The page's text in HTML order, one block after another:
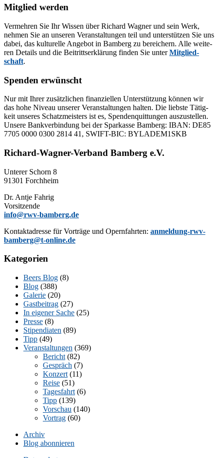
Mitglied werden
Ver­meh­ren Sie Ihr Wis­sen über Ri­chard Wag­ner und sein Werk,
neh­men Sie an un­se­ren Ver­an­stal­tun­gen teil und un­ter­stüt­zen Sie uns
da­bei, das kul­tu­rel­le An­ge­bot in Bam­berg zu be­rei­chern. Alle wei­te­
ren De­tails und die Bei­tritts­er­klä­rung fin­den Sie un­terMit­glied­
schaft.
Spenden erwünscht
Nur mit Ih­rer zu­sätz­li­chen fi­nan­zi­el­len Un­ter­stüt­zung kön­nen wir
das hohe Ni­veau un­se­rer Ver­an­stal­tun­gen hal­ten. Die liebs­te Tä­tig­
keit un­se­res Schatz­meis­ters ist es, Spen­den­quit­tun­gen aus­zu­stel­len.
Un­se­re Bank­ver­bin­dung bei der Spar­kas­se Bam­berg: IBAN: DE85
7705 0000 0300 2814 41, SWIFT-BIC: BYLADEM1SKB
Richard-Wagner-Verband Bamberg e.V.
Un­te­rer Schorn 8
91301 Forchheim
Dr. Ant­je Fahrig
Vorsitzende
info@rwv-bamberg.de
Kon­takt­adres­se für Vor­trä­ge und Opern­fahr­ten: anmeldung-rwv-
bamberg@t-online.de
Kategorien
Beers Blog (8)
Blog (388)
Galerie (20)
Gastbeitrag (27)
In eigener Sache (25)
Presse (8)
Stipendiaten (89)
Tipp (49)
Veranstaltungen (369)
Bericht (82)
Gespräch (7)
Konzert (11)
Reise (51)
Tagesfahrt (6)
Tipp (139)
Vorschau (140)
Vortrag (60)
Archiv
Blog abonnieren